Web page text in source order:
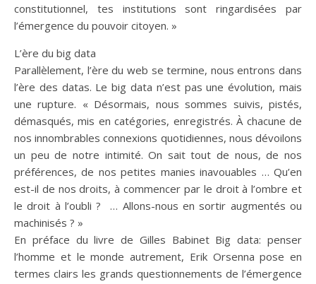
constitutionnel, tes institutions sont ringardisées par
l’émergence du pouvoir citoyen. »
L’ère du big data
Parallèlement, l’ère du web se termine, nous entrons dans
l’ère des datas. Le big data n’est pas une évolution, mais
une rupture. « Désormais, nous sommes suivis, pistés,
démasqués, mis en catégories, enregistrés. À chacune de
nos innombrables connexions quotidiennes, nous dévoilons
un peu de notre intimité. On sait tout de nous, de nos
préférences, de nos petites manies inavouables … Qu’en
est-il de nos droits, à commencer par le droit à l’ombre et
le droit à l’oubli ? … Allons-nous en sortir augmentés ou
machinisés ? »
En préface du livre de Gilles Babinet Big data: penser
l’homme et le monde autrement, Erik Orsenna pose en
termes clairs les grands questionnements de l’émergence